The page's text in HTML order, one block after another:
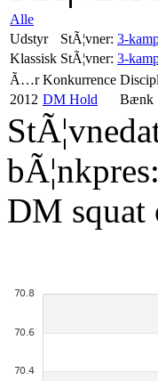
Alle
Udstyr
StÃ¦vner: 3-
Klassisk StÃ¦vner: 3-
Ã…r Konkurrence
2012 DM Hold Bænk
DM squat